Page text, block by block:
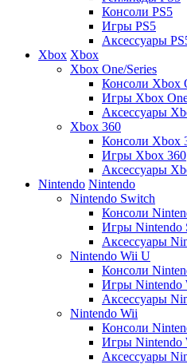
Консоли PS5
Игры PS5
Аксессуары
Xbox Xbox
Xbox One/Series
Консоли Xbox
Игры Xbox
Аксессуары
Xbox 360
Консоли Xbox
Игры Xbox 360
Аксессуары
Nintendo Nintendo
Nintendo Switch
Консоли
Игры Nintendo
Аксессуары
Nintendo Wii U
Консоли
Игры Nintendo
Аксессуары
Nintendo Wii
Консоли
Игры Nintendo
Аксессуары